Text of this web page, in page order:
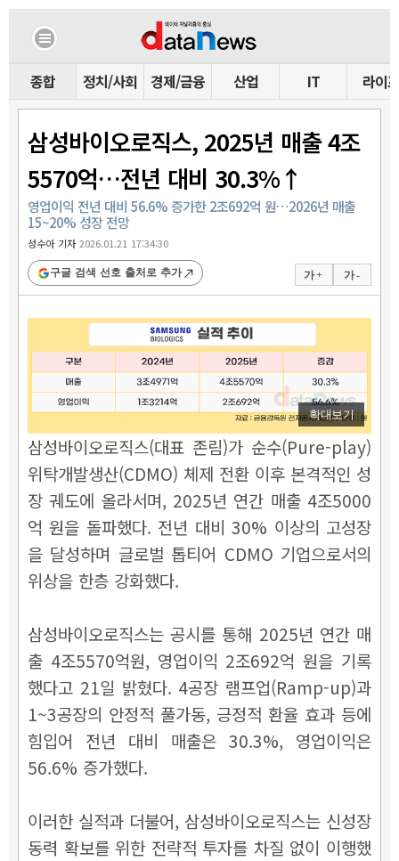
종합 정치/사회 경제/금융 산업 IT 라이프
삼성바이오로직스, 2025년 매출 4조
5570억…전년 대비 30.3%↑
영업이익 전년 대비 56.6% 증가한 2조692억 원…2026년 매출
15~20% 성장 전망
성수아 기자2026.01.21 17:34:30
가 + 가 -
구글 검색 선호 출처로 추가
확대보기
삼성바이오로직스(대표 존림)가 순수(Pure-play)
위탁개발생산(CDMO) 체제 전환 이후 본격적인 성
장 궤도에 올라서며, 2025년 연간 매출 4조5000
억 원을 돌파했다. 전년 대비 30% 이상의 고성장
을 달성하며 글로벌 톱티어 CDMO 기업으로서의
위상을 한층 강화했다.
삼성바이오로직스는 공시를 통해 2025년 연간 매
출 4조5570억원, 영업이익 2조692억 원을 기록
했다고 21일 밝혔다. 4공장 램프업(Ramp-up)과
1~3공장의 안정적 풀가동, 긍정적 환율 효과 등에
힘입어 전년 대비 매출은 30.3%, 영업이익은
56.6% 증가했다.
이러한 실적과 더불어, 삼성바이오로직스는 신성장
동력 확보를 위한 전략적 투자를 차질 없이 이행했